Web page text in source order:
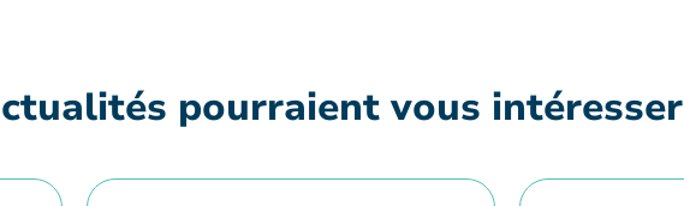
pourraient vous intéresser